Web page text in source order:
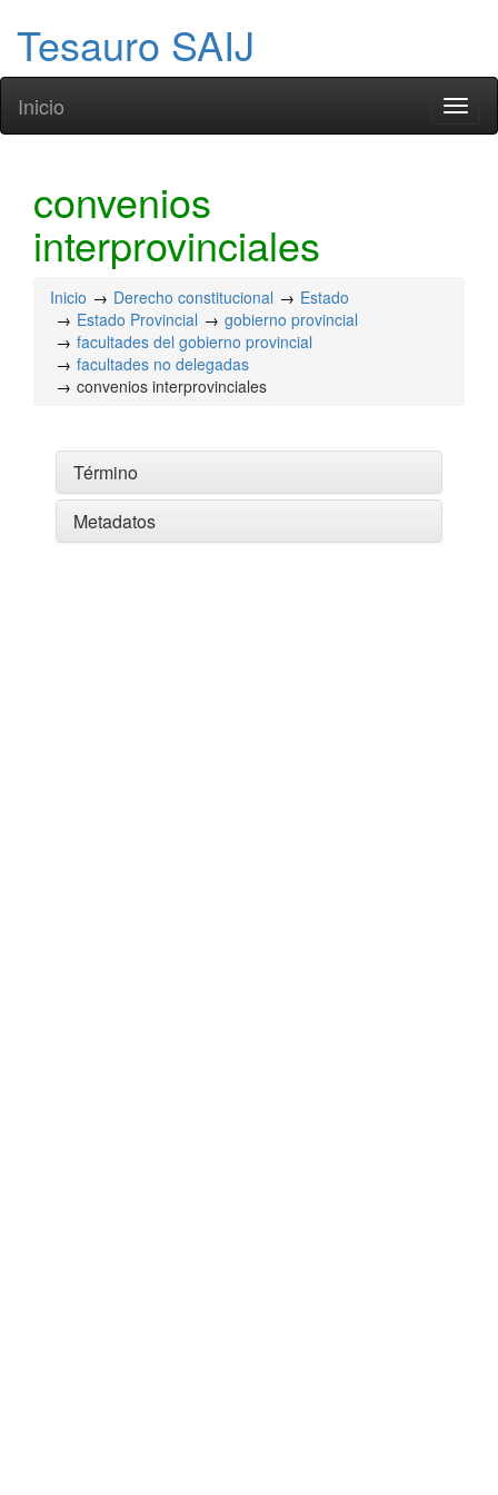
Tesauro SAIJ
Inicio
convenios
interprovinciales
Inicio Derecho constitucional
Estado
Estado Provincial
gobierno provincial
facultades del gobierno provincial
facultades no delegadas
convenios interprovinciales
Término
Metadatos